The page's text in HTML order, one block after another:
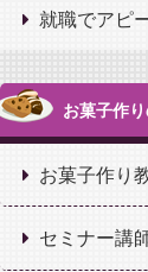
就職でアピ
お菓子作
お菓子作り
セミナー講